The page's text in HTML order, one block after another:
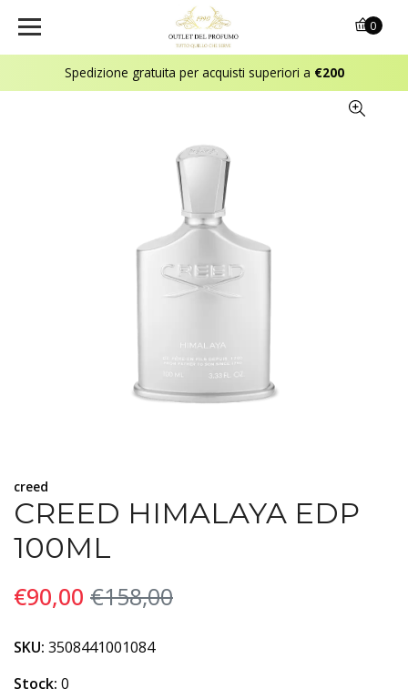
Spedizione gratuita per acquisti superiori a €200
0
creed
CREED HIMALAYA EDP
100ML
€90,00 €158,00
SKU: 3508441001084
Stock: 0